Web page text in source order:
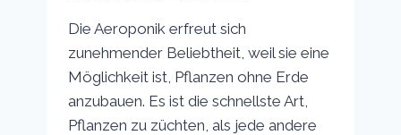
Die Aeroponik erfreut sich
zunehmender Beliebtheit, weil sie eine
Möglichkeit ist, Pflanzen ohne Erde
anzubauen. Es ist die schnellste Art,
Pflanzen zu züchten, als jede andere